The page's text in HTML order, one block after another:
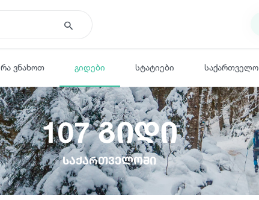
რა ვნახოთ გიდები სტატიები საქართველო
107 გიდი
საქართველოში